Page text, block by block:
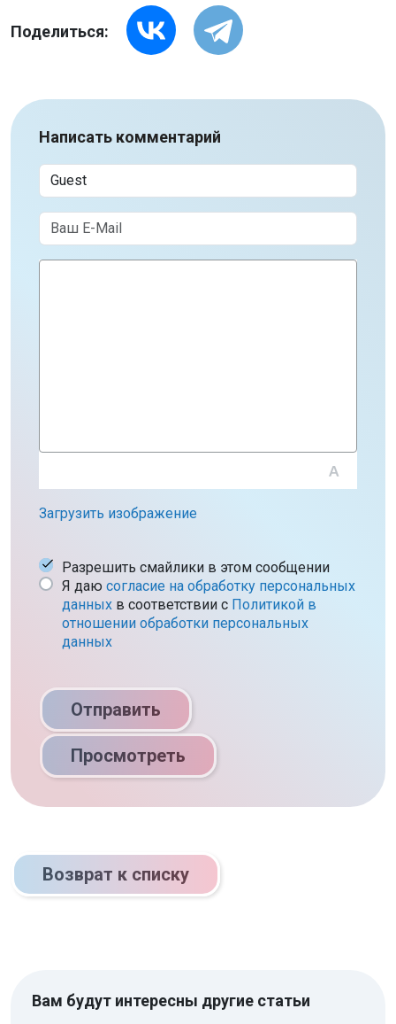
Поделиться:
Написать комментарий
Загрузить изображение
Разрешить смайлики в этом сообщении
Я даю согласие на обработку персональных
данных в соответствии c Политикой в
отношении обработки персональных
данных
Отправить
Просмотреть
Возврат к списку
Вам будут интересны другие статьи